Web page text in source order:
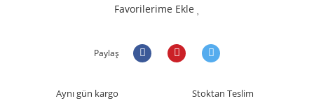
Favorilerime Ekle
Paylaş
Aynı gün kargo Stoktan Teslim